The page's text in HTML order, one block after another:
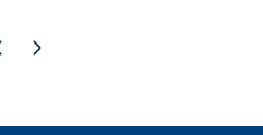
successiva